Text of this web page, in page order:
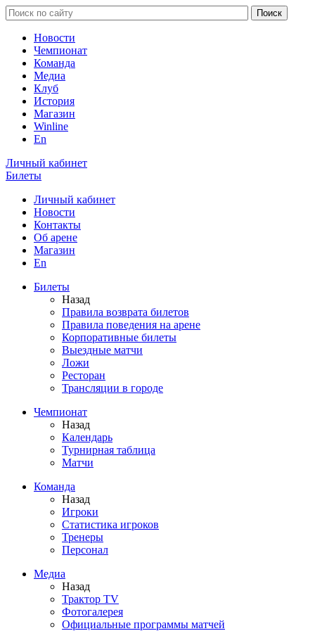
Новости
Чемпионат
Команда
Медиа
Клуб
История
Магазин
Winline
En
Личный кабинет
Билеты
Личный кабинет
Новости
Контакты
Об арене
Магазин
En
Билеты
Назад
Правила возврата билетов
Правила поведения на арене
Корпоративные билеты
Выездные матчи
Ложи
Ресторан
Трансляции в городе
Чемпионат
Назад
Календарь
Турнирная таблица
Матчи
Команда
Назад
Игроки
Статистика игроков
Тренеры
Персонал
Медиа
Назад
Трактор TV
Фотогалерея
Официальные программы матчей